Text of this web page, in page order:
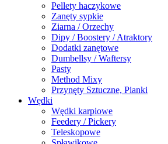
Pellety haczykowe
Zanęty sypkie
Ziarna / Orzechy
Dipy / Boostery / Atraktory
Dodatki zanętowe
Dumbellsy / Waftersy
Pasty
Method Mixy
Przynęty Sztuczne, Pianki
Wędki
Wędki karpiowe
Feedery / Pickery
Teleskopowe